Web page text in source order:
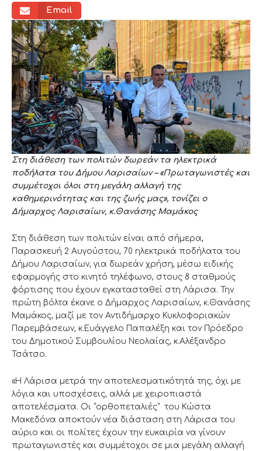
Email
Στη διάθεση των πολιτών δωρεάν τα ηλεκτρικά
ποδήλατα του Δήμου Λαρισαίων – «Πρωταγωνιστές και
συμμέτοχοι όλοι στη μεγάλη αλλαγή της
καθημερινότητας και της ζωής μας», τονίζει ο
Δήμαρχος Λαρισαίων, κ.Θανάσης Μαμάκος
Στη διάθεση των πολιτών είναι από σήμερα,
Παρασκευή 2 Αυγούστου, 70 ηλεκτρικά ποδήλατα του
Δήμου Λαρισαίων, για δωρεάν χρήση, μέσω ειδικής
εφαρμογής στο κινητό τηλέφωνο, στους 8 σταθμούς
φόρτισης που έχουν εγκατασταθεί στη Λάρισα. Την
πρώτη βόλτα έκανε ο Δήμαρχος Λαρισαίων, κ.Θανάσης
Μαμάκος, μαζί με τον Αντιδήμαρχο Κυκλοφοριακών
Παρεμβάσεων, κ.Ευάγγελο Παπαλέξη και τον Πρόεδρο
του Δημοτικού Συμβουλίου Νεολαίας, κ.Αλέξανδρο
Τσάτσο.
«Η Λάρισα μετρά την αποτελεσματικότητά της, όχι με
λόγια και υποσχέσεις, αλλά με χειροπιαστά
αποτελέσματα. Οι “ορθοπεταλιές” του Κώστα
Μακεδόνα αποκτούν νέα διάσταση στη Λάρισα του
αύριο και οι πολίτες έχουν την ευκαιρία να γίνουν
πρωταγωνιστές και συμμέτοχοι σε μια μεγάλη αλλαγή